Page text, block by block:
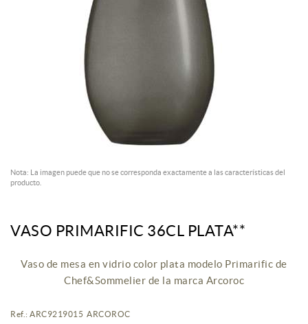
Nota: La imagen puede que no se corresponda exactamente a las características del
producto.
VASO PRIMARIFIC 36CL PLATA**
Vaso de mesa en vidrio color plata modelo Primarific de
Chef&Sommelier de la marca Arcoroc
Ref.: ARC9219015 ARCOROC